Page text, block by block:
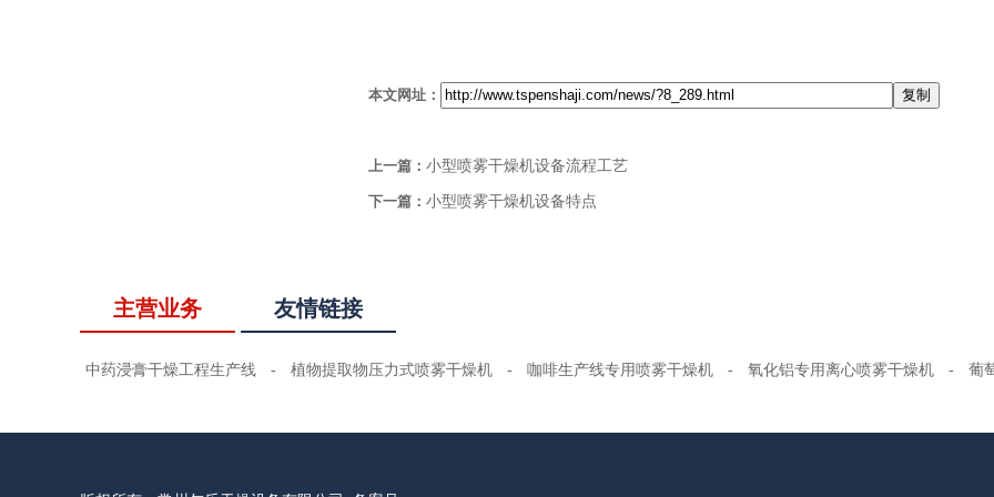
本文网址：
上一篇： 小型喷雾干燥机设备流程工艺
下一篇： 小型喷雾干燥机设备特点
主营业务 友情链接
中药浸膏干燥工程生产线 - 植物提取物压力式喷雾干燥机 - 咖啡生产线专用喷雾干燥机 - 氧化铝专用离心喷雾干燥机 - 葡